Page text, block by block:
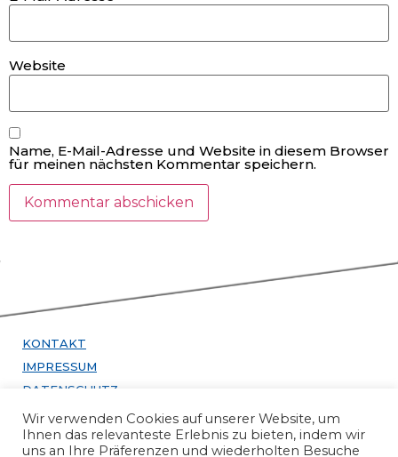
Website
Name, E-Mail-Adresse und Website in diesem Browser
für meinen nächsten Kommentar speichern.
KONTAKT
IMPRESSUM
DATENSCHUTZ
infos24 GmbH
Wir verwenden Cookies auf unserer Website, um
Ihnen das relevanteste Erlebnis zu bieten, indem wir
uns an Ihre Präferenzen und wiederholten Besuche